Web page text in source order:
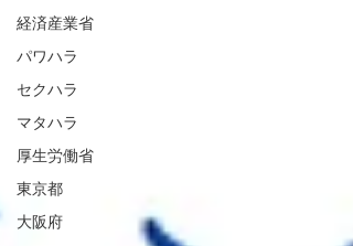
経済産業省
パワハラ
セクハラ
マタハラ
厚生労働省
東京都
大阪府